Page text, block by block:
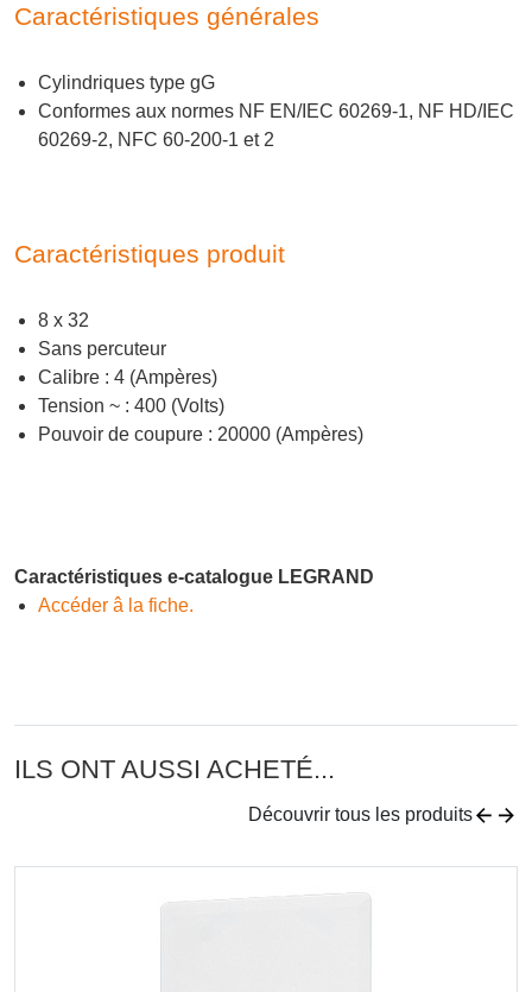
Caractéristiques générales
Cylindriques type gG
Conformes aux normes NF EN/IEC 60269-1, NF HD/IEC
60269-2, NFC 60-200-1 et 2
Caractéristiques produit
8 x 32
Sans percuteur
Calibre : 4 (Ampères)
Tension ~ : 400 (Volts)
Pouvoir de coupure : 20000 (Ampères)
Caractéristiques e-catalogue LEGRAND
Accéder â la fiche.
ILS ONT AUSSI ACHETÉ...
Découvrir tous les produits